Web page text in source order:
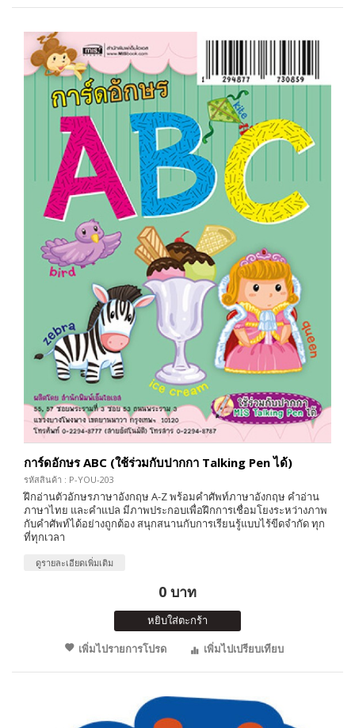
การ์ดอักษร ABC (ใช้ร่วมกับปากกา Talking Pen ได้)
รหัสสินค้า : P-YOU-203
ฝึกอ่านตัวอักษรภาษาอังกฤษ A-Z พร้อมคำศัพท์ภาษาอังกฤษ คำอ่าน
ภาษาไทย และคำแปล มีภาพประกอบเพื่อฝึกการเชื่อมโยงระหว่างภาพ
กับคำศัพท์ได้อย่างถูกต้อง สนุกสนานกับการเรียนรู้แบบไร้ขีดจำกัด ทุก
ที่ทุกเวลา
ดูรายละเอียดเพิ่มเติม
0 บาท
หยิบใส่ตะกร้า
เพิ่มไปรายการโปรด
เพิ่มไปเปรียบเทียบ